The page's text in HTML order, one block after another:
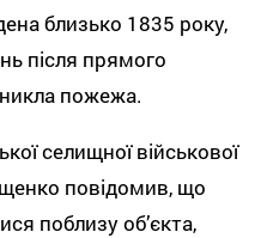
близько 1835 року,
після прямого
пожежа.
селищної військової
повідомив, що
поблизу об’єкта,